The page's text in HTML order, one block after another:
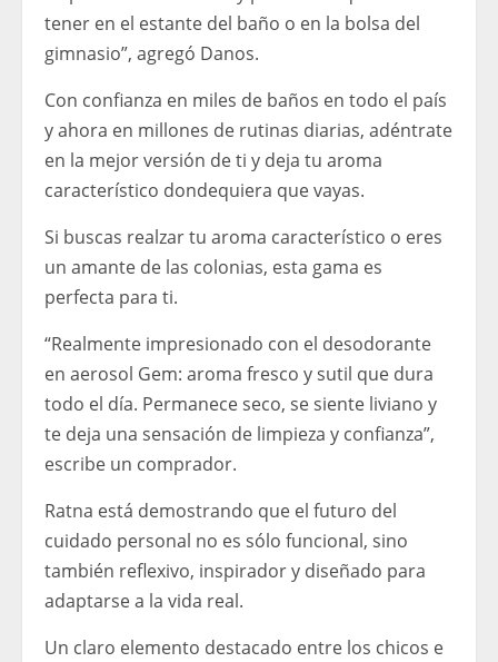
tener en el estante del baño o en la bolsa del
gimnasio”, agregó Danos.
Con confianza en miles de baños en todo el país
y ahora en millones de rutinas diarias, adéntrate
en la mejor versión de ti y deja tu aroma
característico dondequiera que vayas.
Si buscas realzar tu aroma característico o eres
un amante de las colonias, esta gama es
perfecta para ti.
“Realmente impresionado con el desodorante
en aerosol Gem: aroma fresco y sutil que dura
todo el día. Permanece seco, se siente liviano y
te deja una sensación de limpieza y confianza”,
escribe un comprador.
Ratna está demostrando que el futuro del
cuidado personal no es sólo funcional, sino
también reflexivo, inspirador y diseñado para
adaptarse a la vida real.
Un claro elemento destacado entre los chicos e